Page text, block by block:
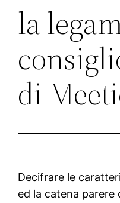
la
di
Decifrare le
ed la catena parere